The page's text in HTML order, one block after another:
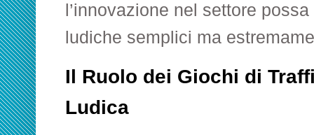
l’innovazione nel settore
ludiche semplici ma
Il Ruolo dei Giochi di
Ludica